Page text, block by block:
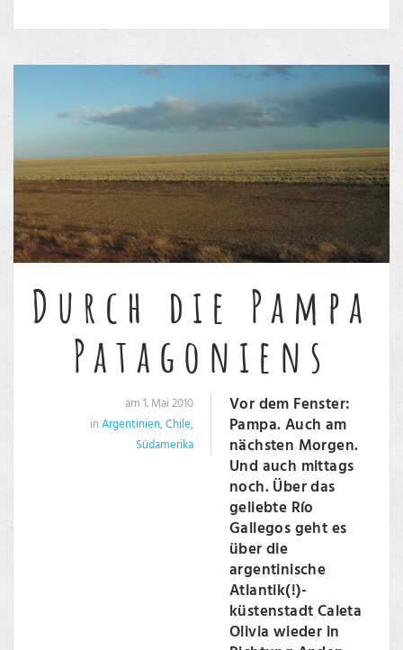
Durch die Pampa
Patagoniens
am 1. Mai 2010
inArgentinien,Chile,
Südamerika
Vor dem Fenster:
Pampa. Auch am
nächsten Morgen.
Und auch mittags
noch. Über das
geliebte Río
Gallegos geht es
über die
argentinische
Atlantik(!)-
küstenstadt Caleta
Olivia wieder in